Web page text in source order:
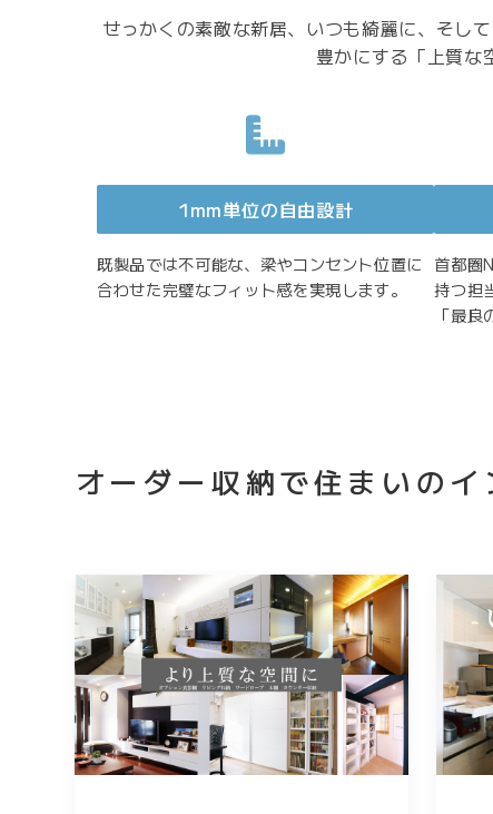
せっかくの素敵な新居、いつも綺麗に、そし
豊かにする「上質な
1mm単位の自由設計
既製品では不可能な、梁やコンセント位置に
合わせた完璧なフィット感を実現します。
首都圏
持つ担
「最良
オーダー収納で住まいの